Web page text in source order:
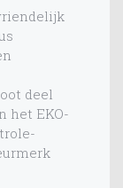
deel
het EKO-